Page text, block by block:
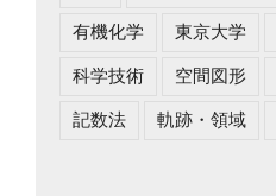
有機化学 東京大学
科学技術 空間図形
記数法 軌跡・領域